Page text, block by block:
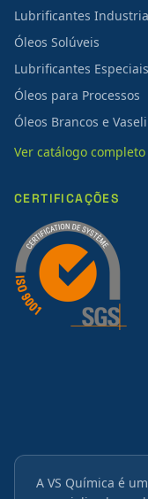
Lubrificantes
Óleos Solúveis
Lubrificantes Especiais
Óleos para Processos
Óleos Brancos e
Ver catálogo
CERTIFICAÇÕES
A VS Química é